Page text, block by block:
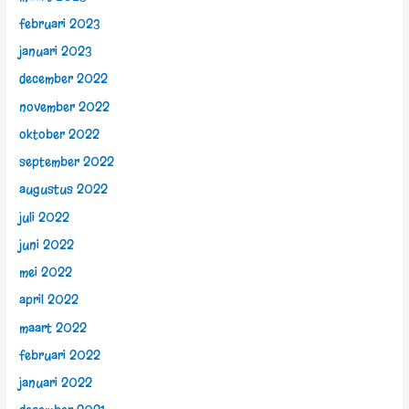
februari 2023
januari 2023
december 2022
november 2022
oktober 2022
september 2022
augustus 2022
juli 2022
juni 2022
mei 2022
april 2022
maart 2022
februari 2022
januari 2022